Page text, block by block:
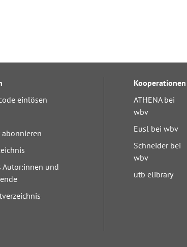
einlösen
Autor:innen und
Kooperationen
ATHENA bei
wbv
Eusl bei wbv
Schneider bei
wbv
utb elibrary